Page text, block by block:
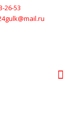
26-53